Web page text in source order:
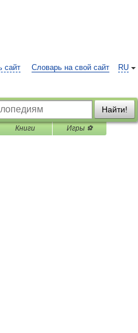
RU
сайт Словарь на свой сайт
Найти!
Книги Игры ⚽